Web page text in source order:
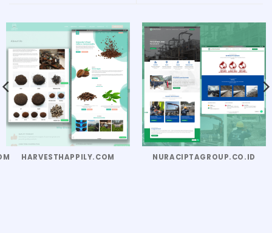
HARVESTHAPPILY.COM NURACIPTAGROUP.CO.ID